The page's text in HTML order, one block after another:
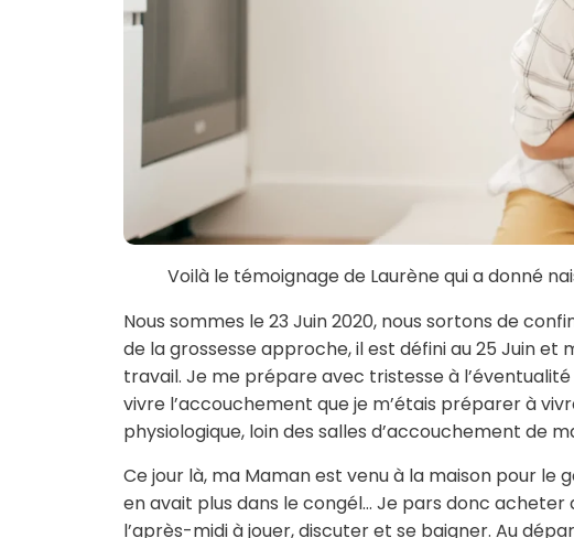
Voilà le témoignage de Laurène qui a donné
Nous sommes le 23 Juin 2020, nous sortons de
de la grossesse approche, il est défini au 25 Juin
travail. Je me prépare avec tristesse à
vivre l’accouchement que je m’étais préparer à
physiologique, loin des salles d’accouchement de
Ce jour là, ma Maman est venu à la maison pour le
en avait plus dans le congél… Je pars donc acheter
l’après-midi à jouer, discuter et se baigner. Au